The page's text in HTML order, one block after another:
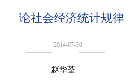
论社会经济统计规律
2014-07-30
赵华荃